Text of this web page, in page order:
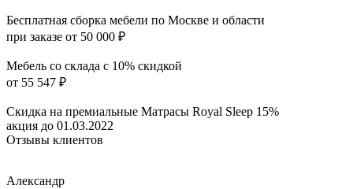
Бесплатная сборка мебели по Москве и области
при заказе от 50 000 ₽
Мебель со склада с 10% скидкой
от 55 547 ₽
Скидка на премиальные Матрасы Royal Sleep 15%
акция до 01.03.2022
Отзывы клиентов
Александр